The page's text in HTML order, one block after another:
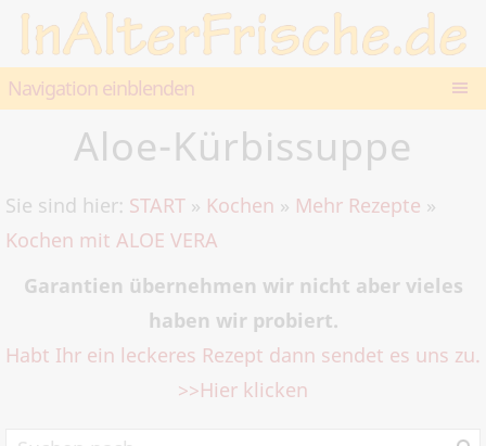
Navigation einblenden
Aloe-Kürbissuppe
Sie sind hier: START » Kochen » Mehr Rezepte »
Kochen mit ALOE VERA
Garantien übernehmen wir nicht aber vieles
haben wir probiert.
Habt Ihr ein leckeres Rezept dann sendet es uns zu.
>>Hier klicken